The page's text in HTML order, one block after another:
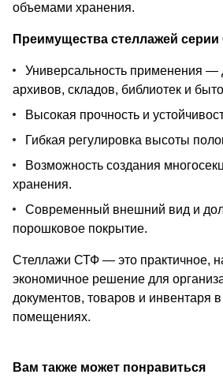
объемами хранения.
Преимущества стеллажей
Универсальность применения —
архивов, складов, библиотек и
Высокая прочность и
Гибкая регулировка высоты
Возможность создания
хранения.
Современный внешний вид и
порошковое покрытие.
Стеллажи СТФ — это практичное,
экономичное решение для
документов, товаров и инвентаря
помещениях.
Вам также может понравиться